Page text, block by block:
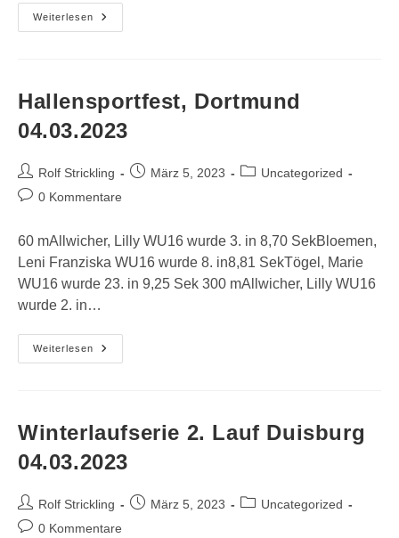
Weiterlesen
Stadion
Crosslauf,
Hallensportfest, Dortmund
04.03.2023
Beitrags-
Autor:
Rolf Strickling
BeitragMärz 5, 2023
Beitrags-
Uncategorized
Beitrags-
0 Kommentare
60 mAllwicher, Lilly WU16 wurde 3. in 8,70 SekBloemen,
Leni Franziska WU16 wurde 8. in8,81 SekTögel, Marie
WU16 wurde 23. in 9,25 Sek 300 mAllwicher, Lilly WU16
wurde 2. in…
Weiterlesen
Hallensportfest,
Dortmund
Winterlaufserie 2. Lauf Duisburg
04.03.2023
Beitrags-
Autor:
Rolf Strickling
BeitragMärz 5, 2023
Beitrags-
Uncategorized
Beitrags-
0 Kommentare